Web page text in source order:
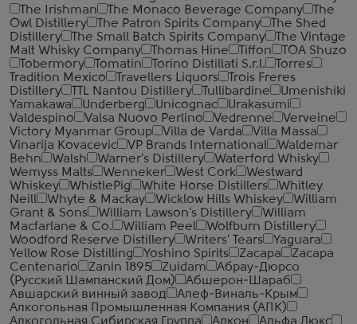
The Irishman
The Monaco Beverage Company
The
Owl Distillery
The Patron Spirits Company
The Shed
Distillery
The Small Batch Spirits Company
The Vintage
Malt Whisky Company
Thomas Hine Tiffon
TOA Shuzo
Tobermory
Tomatin Torino Distillati S.r.l.
Torres
Tradition Mexico
Travellers Liquors
Trois Freres
Distillery
TTL Nantou Distillery Tullibardine
Umenishiki
Yamakawa
Underberg Unicognac
Urakasumi
Valdespino
Valsa Nuovo Perlino Vedrenne
Verveine
Victory Myanmar Group
Villa de Varda
Villa Massa
Vinarija Kovacevic
VP Brands International
Waldemar
Behn
Walsh Warner's Distillery
Waterford Whisky
Wemyss Malts
Wenneker West Cork
Westward
Whiskey
WhistlePig White Horse Distillers
Whitley
Neill
Whyte & Mackay Wicklow Hills Whiskey
William
Grant & Sons
William Lawson's Distillery
William
Macfarlane & Co.
William Peel
Wolfburn Distillery
Woodford Reserve Distillery
Writers' Tears
Yaguara
Yellow Rose Distilling
Yoshino Spirits Zacapa
Zacapa
Centenario
Zanin 1895 Zuidam
Абрау-Дюрсо
(Русский Шампанский Дом)
Абшерон-Шараб
Авшарский винный завод
Алеф-Виналь-Крым
Алкогольная Промышленная Компания (АПК)